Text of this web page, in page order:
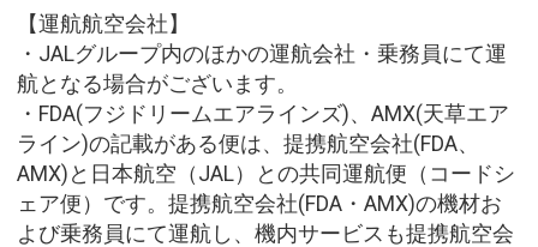
【運航航空会社】
・JALグループ内のほかの運航会社・乗務員にて運
航となる場合がございます。
・FDA(フジドリームエアラインズ)、AMX(天草エア
ライン)の記載がある便は、提携航空会社(FDA、
AMX)と日本航空（JAL）との共同運航便（コードシ
ェア便）です。提携航空会社(FDA・AMX)の機材お
よび乗務員にて運航し、機内サービスも提携航空会